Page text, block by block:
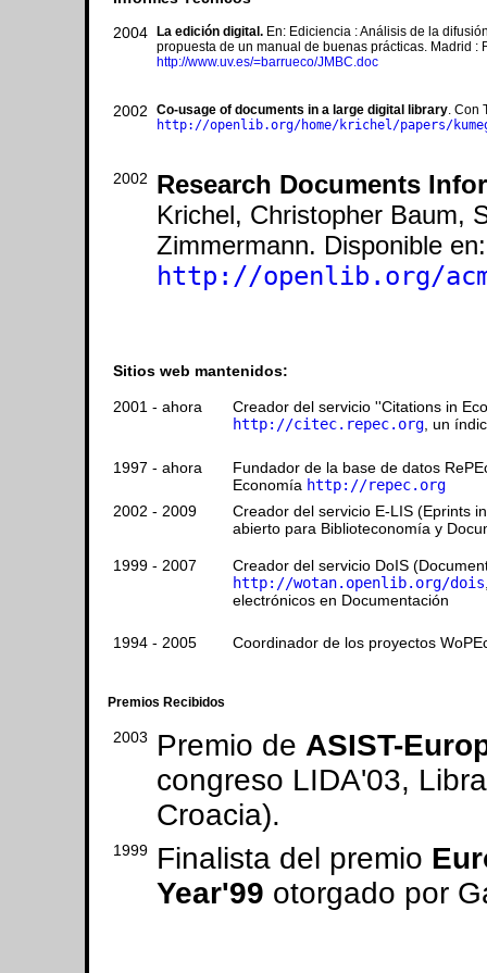
2004
La edición digital. En: Ediciencia : Análisis de la
propuesta de un manual de buenas prácticas. Madrid
http://www.uv.es/=barrueco/JMBC.doc
2002 Co-usage of documents in a large digital library. Con
http://openlib.org/home/krichel/papers/
2002
Research Documents
Krichel, Christopher Baum,
Zimmermann. Disponible en:
http://openlib.org/
Sitios web mantenidos:
2001 - ahora
Creador del servicio ''Citations in
http://citec.repec.org , un
1997 - ahora
Fundador de la base de datos
Economía http://repec.org
2002 - 2009
Creador del servicio E-LIS (Eprints
abierto para Biblioteconomía y
1999 - 2007
Creador del servicio DoIS
http://wotan.openlib.org/dois
electrónicos en Documentación
1994 - 2005 Coordinador de los proyectos
Premios Recibidos
2003 Premio de ASIST-
congreso LIDA'03,
Croacia).
1999 Finalista del premio
Year'99 otorgado por